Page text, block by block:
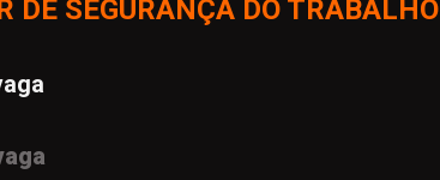
DE SEGURANÇA DO TRABALHO